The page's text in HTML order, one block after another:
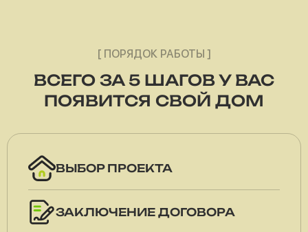
[ ПОРЯДОК РАБОТЫ ]
ВСЕГО ЗА 5 ШАГОВ У ВАС
ПОЯВИТСЯ СВОЙ ДОМ
ВЫБОР ПРОЕКТА
ЗАКЛЮЧЕНИЕ ДОГОВОРА